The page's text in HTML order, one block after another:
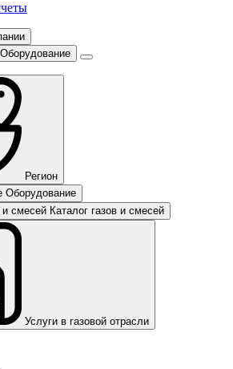
Оборудование
Регион
Оборудование
Каталог газов и смесей
Услуги в газовой отрасли